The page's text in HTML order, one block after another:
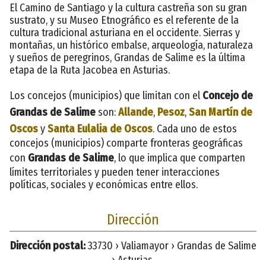
El Camino de Santiago y la cultura castreña son su gran
sustrato, y su Museo Etnográfico es el referente de la
cultura tradicional asturiana en el occidente. Sierras y
montañas, un histórico embalse, arqueología, naturaleza
y sueños de peregrinos, Grandas de Salime es la última
etapa de la Ruta Jacobea en Asturias.
Los concejos (municipios) que limitan con el Concejo de
Grandas de Salimeson:Allande, Pesoz,San Martín de
OscosySanta Eulalia de Oscos. Cada uno de estos
concejos (municipios) comparte fronteras geográficas
con Grandas de Salime, lo que implica que comparten
límites territoriales y pueden tener interacciones
políticas, sociales y económicas entre ellos.
Dirección
Dirección postal:33730 › Valiamayor › Grandas de Salime